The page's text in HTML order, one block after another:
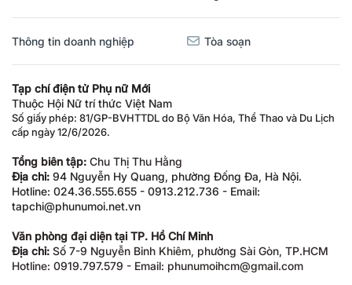
Thông tin doanh nghiệp Tòa soạn
Tạp chí điện tử Phụ nữ Mới
Thuộc Hội Nữ trí thức Việt Nam
Số giấy phép: 81/GP-BVHTTDL do Bộ Văn Hóa, Thể Thao và Du Lịch
cấp ngày 12/6/2026.
Tổng biên tập: Chu Thị Thu Hằng
Địa chỉ: 94 Nguyễn Hy Quang, phường Đống Đa, Hà Nội.
Hotline: 024.36.555.655 - 0913.212.736 - Email:
tapchi@phunumoi.net.vn
Văn phòng đại diện tại TP. Hồ Chí Minh
Địa chỉ: Số 7-9 Nguyễn Bỉnh Khiêm, phường Sài Gòn, TP.HCM
Hotline: 0919.797.579 - Email: phunumoihcm@gmail.com